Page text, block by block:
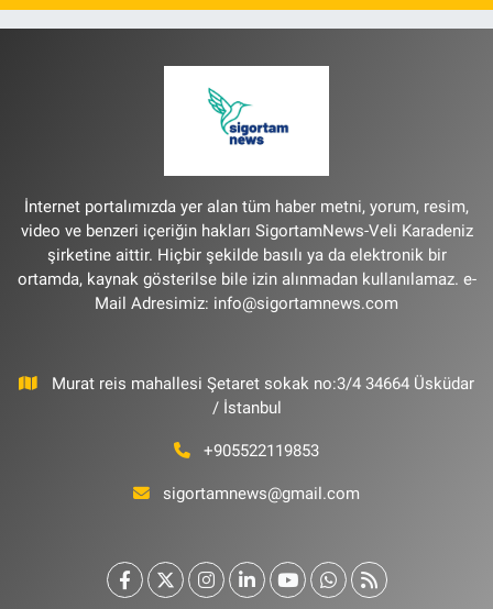
İnternet portalımızda yer alan tüm haber metni, yorum, resim,
video ve benzeri içeriğin hakları SigortamNews-Veli Karadeniz
şirketine aittir. Hiçbir şekilde basılı ya da elektronik bir
ortamda, kaynak gösterilse bile izin alınmadan kullanılamaz. e-
Mail Adresimiz: info@sigortamnews.com
Murat reis mahallesi Şetaret sokak no:3/4 34664 Üsküdar
/ İstanbul
+905522119853
sigortamnews@gmail.com